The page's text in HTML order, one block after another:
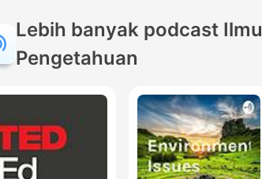
Lebih banyak podcast Ilmu
Pengetahuan